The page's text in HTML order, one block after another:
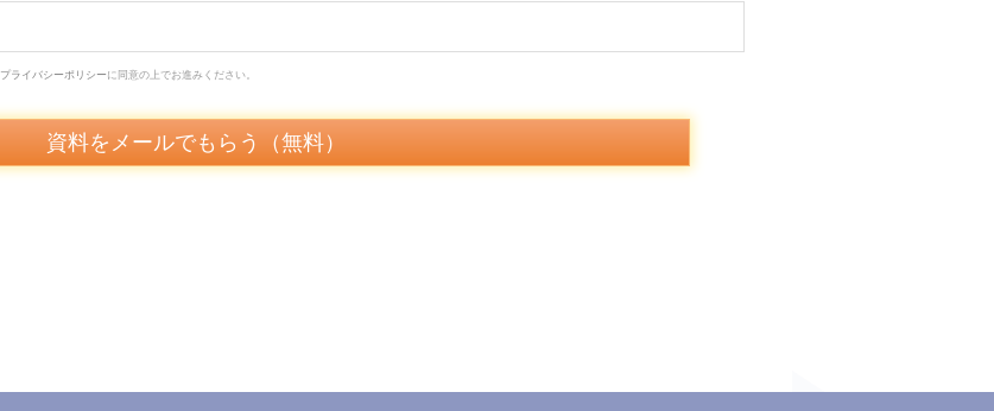
プライバシーポリシー に同意の上でお進みください。
資料をメールでもらう（無料）